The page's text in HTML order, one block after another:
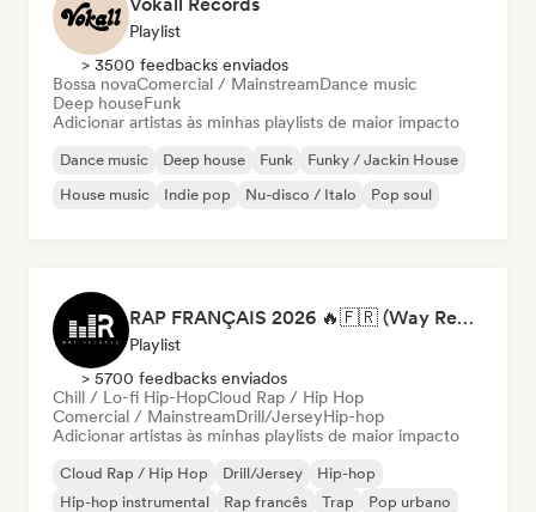
Playlist
> 3500 feedbacks enviados
Bossa novaComercial / MainstreamDance music
Deep houseFunk
Adicionar artistas às minhas playlists de maior impacto
Dance music Deep house Funk
Funky / Jackin House
House music
Indie pop Nu-disco / Italo Pop soul
RAP FRANÇAIS 2026 🔥🇫🇷 (Way Records)
Playlist
> 5700 feedbacks enviados
Chill / Lo-fi Hip-HopCloud Rap / Hip Hop
Comercial / MainstreamDrill/JerseyHip-hop
Adicionar artistas às minhas playlists de maior impacto
Cloud Rap / Hip Hop Drill/Jersey
Hip-hop
Hip-hop instrumental
Rap francês Trap
Pop urbano